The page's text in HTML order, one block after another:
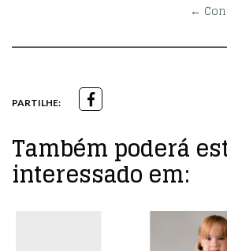
←
PARTILHE:
Também poderá
interessado em: